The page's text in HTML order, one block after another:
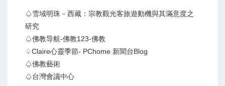
♤雪域明珠－西藏：宗教觀光客旅遊動機與其滿意度之
研究
♤佛教导航-佛教123-佛教
♤claire心靈季節- PChome 新聞台Blog
♤佛教藝術
♤台灣會議中心